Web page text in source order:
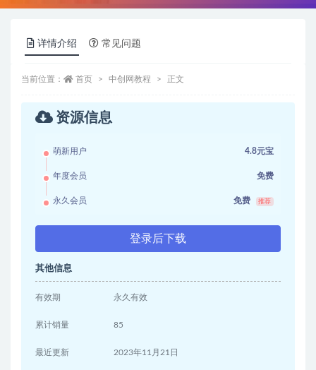
详情介绍 常见问题
当前位置： 首页 中创网教程 正文
资源信息
萌新用户 4.8元宝
年度会员 免费
永久会员 免费 推荐
登录后下载
其他信息
有效期 永久有效
累计销量 85
最近更新 2023年11月21日